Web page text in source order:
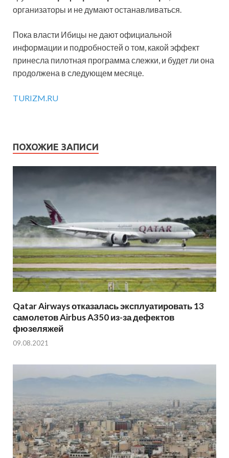
организаторы и не думают останавливаться.
Пока власти Ибицы не дают официальной
информации и подробностей о том, какой эффект
принесла пилотная программа слежки, и будет ли она
продолжена в следующем месяце.
TURIZM.RU
ПОХОЖИЕ ЗАПИСИ
Qatar Airways отказалась эксплуатировать 13
самолетов Airbus A350 из-за дефектов
фюзеляжей
09.08.2021